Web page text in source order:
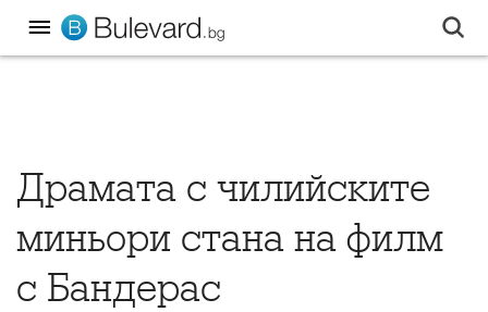
Драмата с чилийските
миньори стана на филм
с Бандерас